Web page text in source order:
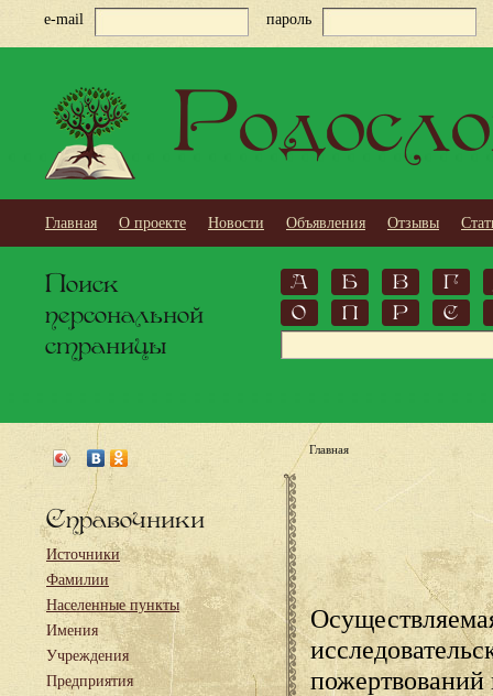
e-mail пароль
Главная О проекте Новости Объявления Отзывы
Поиск
персональной
страницы
А Б В
Г
О
П Р С
Справочники
Источники
Фамилии
Населенные пункты
Имения
Учреждения
Предприятия
Главная
пожертвований